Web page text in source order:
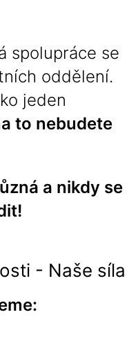
spolupráce se
oddělení.
jeden
to nebudete
a nikdy se
- Naše síla
me: